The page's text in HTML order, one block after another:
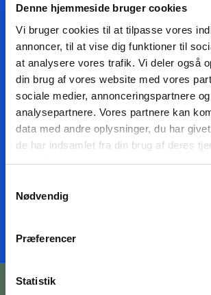
Denne hjemmeside bruger cookies
Vi bruger cookies til at tilpasse vores
annoncer, til at vise dig funktioner til
at analysere vores trafik. Vi deler også
din brug af vores website med vores
sociale medier, annonceringspartnere og
analysepartnere. Vores partnere kan
data med andre oplysninger, du har
de har indsamlet fra din brug af deres
mereher
Nødvendig
Præferencer
Statistik
Din e-mail
JA, TAK TIL NYHEDER
JEG HAR LÆST BETINGELSERNE
TILMELD